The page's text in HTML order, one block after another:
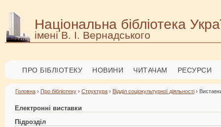
Національна бібліотека
імені В. І. Вернадського
ПРО БІБЛІОТЕКУ НОВИНИ ЧИТАЧАМ РЕСУРСИ
Головна › Про бібліотеку › Структура › Відділ соціокультурної діяльності ›
Електронні виставки
Підрозділ